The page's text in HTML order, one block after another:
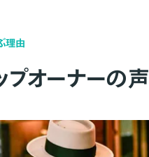
理由
プオーナーの声